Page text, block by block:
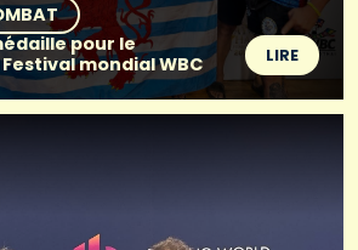
pour le
mondial WBC
LIRE